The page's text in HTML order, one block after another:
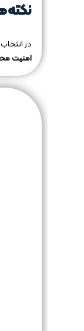
در
امنیت